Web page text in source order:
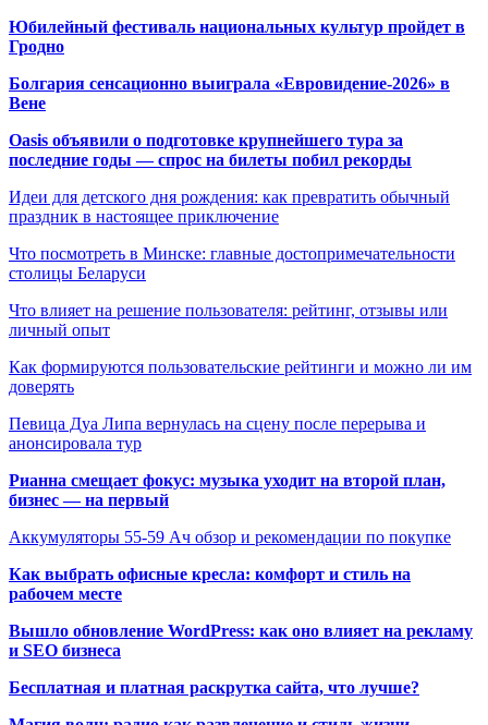
Юбилейный фестиваль национальных культур пройдет в
Гродно
Болгария сенсационно выиграла «Евровидение-2026» в
Вене
Oasis объявили о подготовке крупнейшего тура за
последние годы — спрос на билеты побил рекорды
Идеи для детского дня рождения: как превратить обычный
праздник в настоящее приключение
Что посмотреть в Минске: главные достопримечательности
столицы Беларуси
Что влияет на решение пользователя: рейтинг, отзывы или
личный опыт
Как формируются пользовательские рейтинги и можно ли им
доверять
Певица Дуа Липа вернулась на сцену после перерыва и
анонсировала тур
Рианна смещает фокус: музыка уходит на второй план,
бизнес — на первый
Аккумуляторы 55-59 Ач обзор и рекомендации по покупке
Как выбрать офисные кресла: комфорт и стиль на
рабочем месте
Вышло обновление WordPress: как оно влияет на рекламу
и SEO бизнеса
Бесплатная и платная раскрутка сайта, что лучше?